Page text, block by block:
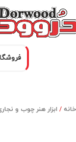
خانه ابزار هنر چوب و